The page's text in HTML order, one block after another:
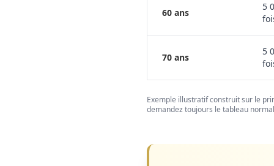
60 ans
5
70 ans
5
Exemple illustratif construit sur le
demandez toujours le tableau